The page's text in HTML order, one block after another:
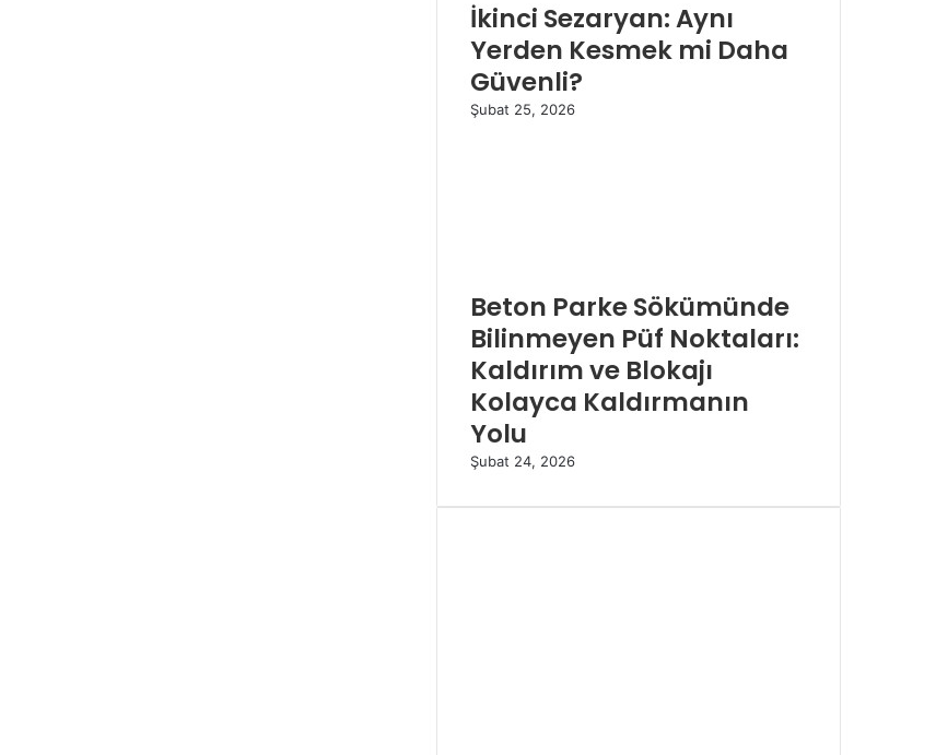
İkinci Sezaryan: Aynı
Yerden Kesmek mi Daha
Güvenli?
Şubat 25, 2026
Beton Parke Sökümünde
Bilinmeyen Püf Noktaları:
Kaldırım ve Blokajı
Kolayca Kaldırmanın
Yolu
Şubat 24, 2026